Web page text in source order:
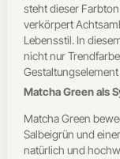
steht dieser
verkörpert
Lebensstil. In
nicht nur
Matcha Green als
Matcha Green
Salbeigrün und
natürlich und